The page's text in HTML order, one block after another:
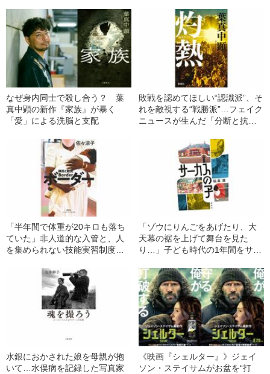
なぜ身内同士で殺し合う？ 葉
真中顕の新作『家族』が暴く
「愛」による洗脳と支配
敗戦を認めてほしい“認識派”、そ
れを敵視する“戦勝派”…フェイク
ニュースが生んだ「分断と抗
「半年間で体重が20キロも落ち
ていた」非人道的な入管と、人
を集められない技能実習制度…
「ゾウにりんごをあげたり、大
天幕の裾を上げて舞台を見た
り…」子ども時代の1年間をサー
水銀におかされた娘を母親が抱
いて…水俣病を記録した写真家
《映画『シェルター』》ジェイ
ソン・ステイサムがお盆を“打